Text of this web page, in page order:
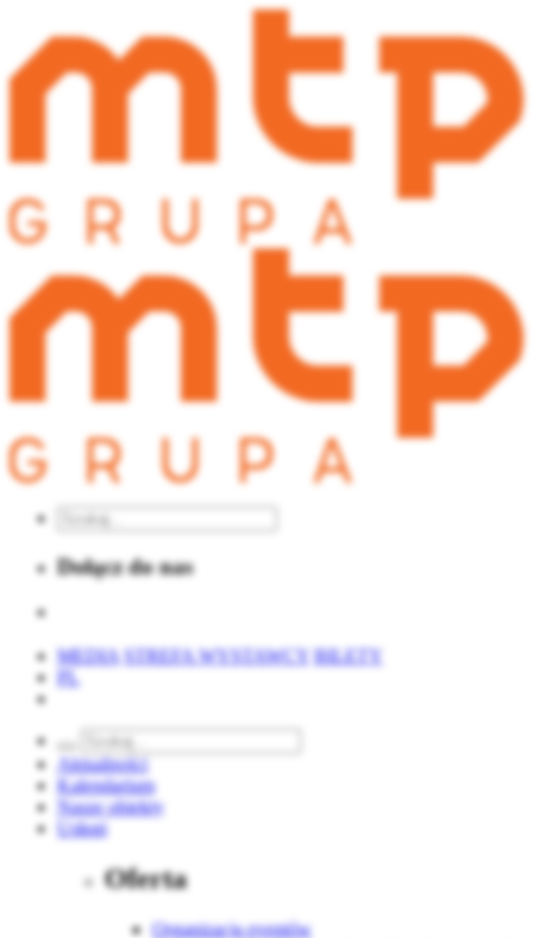
Dołącz do nas
MEDIA STREFA WYSTAWCY BILETY
PL
Aktualności
Kalendarium
Nasze obiekty
Usługi
Oferta
Organizacja eventów